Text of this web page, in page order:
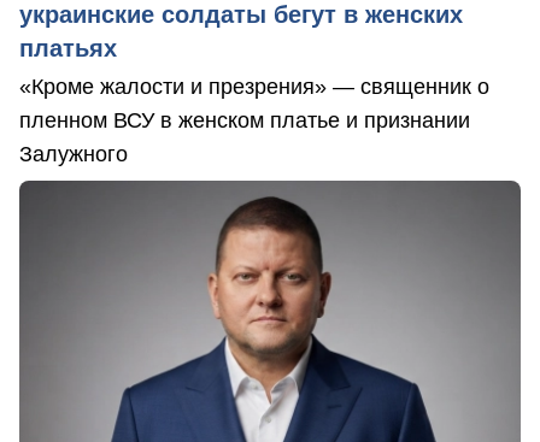
украинские солдаты бегут в женских
платьях
«Кроме жалости и презрения» — священник о
пленном ВСУ в женском платье и признании
Залужного